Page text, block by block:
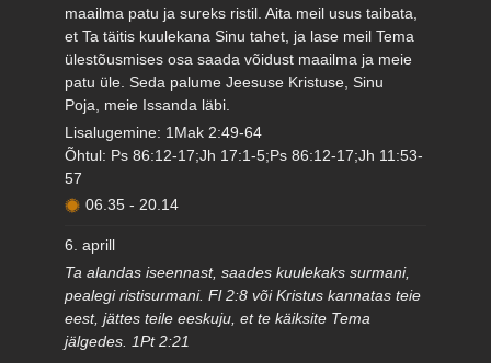
maailma patu ja sureks ristil. Aita meil usus taibata,
et Ta täitis kuulekana Sinu tahet, ja lase meil Tema
ülestõusmises osa saada võidust maailma ja meie
patu üle. Seda palume Jeesuse Kristuse, Sinu
Poja, meie Issanda läbi.
Lisalugemine: 1Mak 2:49-64
Õhtul: Ps 86:12-17;Jh 17:1-5;Ps 86:12-17;Jh 11:53-
57
06.35 - 20.14
6. aprill
Ta alandas iseennast, saades kuulekaks surmani,
pealegi ristisurmani. Fl 2:8 või Kristus kannatas teie
eest, jättes teile eeskuju, et te käiksite Tema
jälgedes. 1Pt 2:21